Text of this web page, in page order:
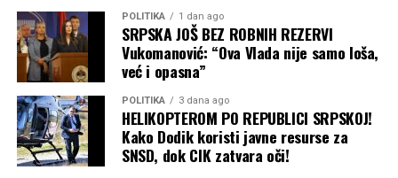
POLITIKA 1 dan ago
SRPSKA JOŠ BEZ ROBNIH REZERVI
Vukomanović: “Ova Vlada nije samo loša,
već i opasna”
POLITIKA 3 dana ago
HELIKOPTEROM PO REPUBLICI SRPSKOJ!
Kako Dodik koristi javne resurse za
SNSD, dok CIK zatvara oči!